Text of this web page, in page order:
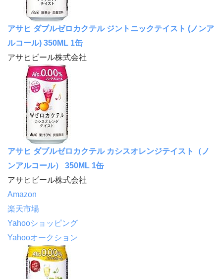
アサヒ ダブルゼロカクテル ジントニックテイスト (ノンア
ルコール) 350ML 1缶
アサヒビール株式会社
アサヒ ダブルゼロカクテル カシスオレンジテイスト（ノ
ンアルコール） 350ML 1缶
アサヒビール株式会社
Amazon
楽天市場
Yahooショッピング
Yahooオークション